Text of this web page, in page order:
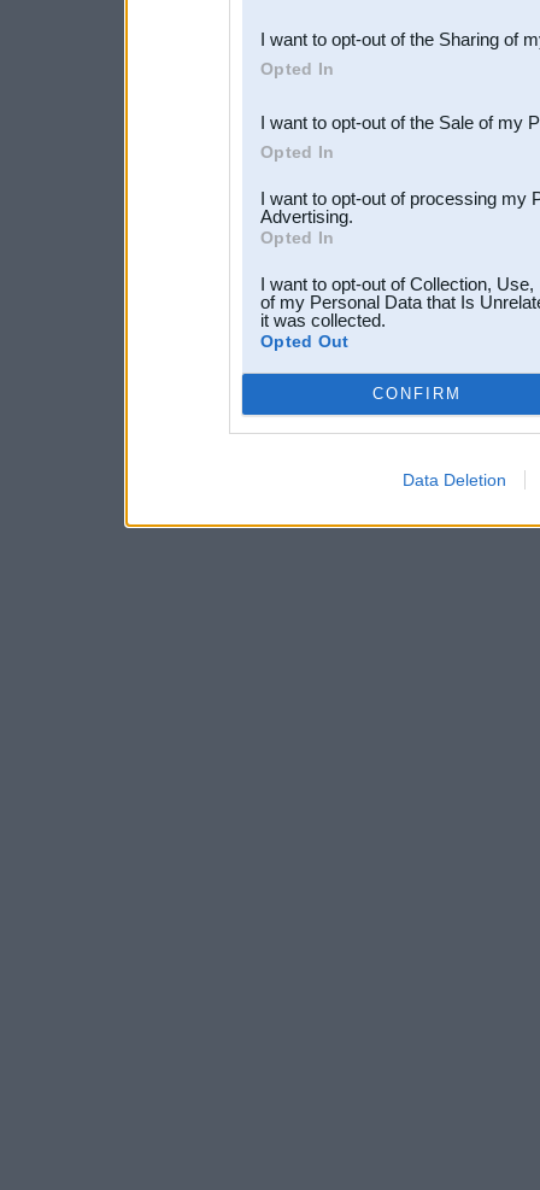
Downstream Participants
third parties.
I want to opt-out of the Sharing of
Opted In
I want to opt-out of the Sale of my
Opted In
I want to opt-out of processing my
Advertising.
Opted In
I want to opt-out of Collection,
of my Personal Data that Is
it was collected.
Opted Out
CONFIRM
Data Deletion